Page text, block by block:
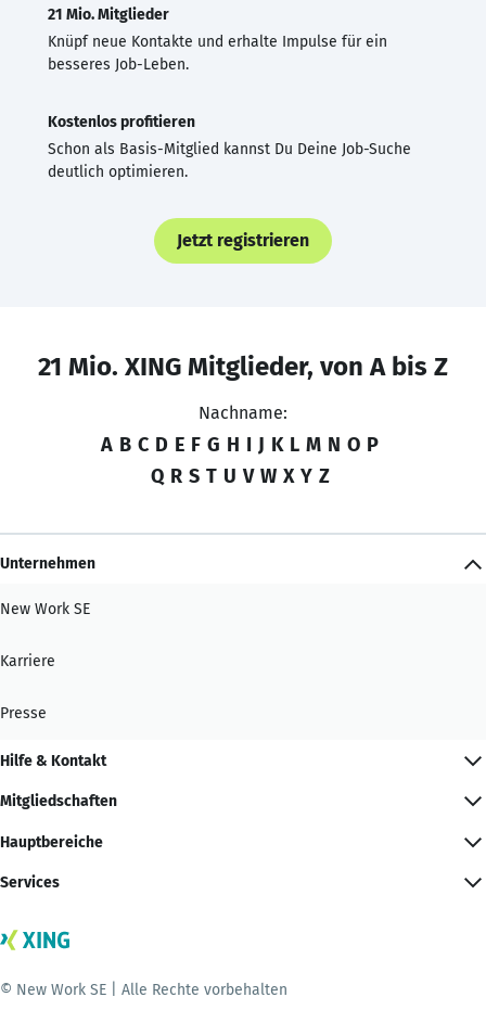
21 Mio. Mitglieder
Knüpf neue Kontakte und erhalte Impulse für ein
besseres Job-Leben.
Kostenlos profitieren
Schon als Basis-Mitglied kannst Du Deine Job-Suche
deutlich optimieren.
Jetzt registrieren
21 Mio. XING Mitglieder, von A bis Z
Nachname:
A B C D E F G H I J K L M N O P
Q R S T U V W X Y Z
Unternehmen
New Work SE
Karriere
Presse
Hilfe & Kontakt
Mitgliedschaften
Hauptbereiche
Services
© New Work SE | Alle Rechte vorbehalten